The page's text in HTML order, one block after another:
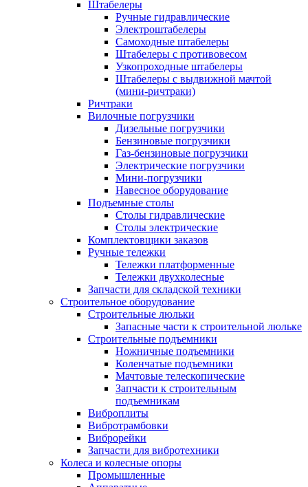
Штабелеры
Ручные гидравлические
Электроштабелеры
Самоходные штабелеры
Штабелеры с противовесом
Узкопроходные штабелеры
Штабелеры с выдвижной мачтой
(мини-ричтраки)
Ричтраки
Вилочные погрузчики
Дизельные погрузчики
Бензиновые погрузчики
Газ-бензиновые погрузчики
Электрические погрузчики
Мини-погрузчики
Навесное оборудование
Подъемные столы
Столы гидравлические
Столы электрические
Комплектовщики заказов
Ручные тележки
Тележки платформенные
Тележки двухколесные
Запчасти для складской техники
Строительное оборудование
Строительные люльки
Запасные части к строительной люльке
Строительные подъемники
Ножничные подъемники
Коленчатые подъемники
Мачтовые телескопические
Запчасти к строительным
подъемникам
Виброплиты
Вибротрамбовки
Виброрейки
Запчасти для вибротехники
Колеса и колесные опоры
Промышленные